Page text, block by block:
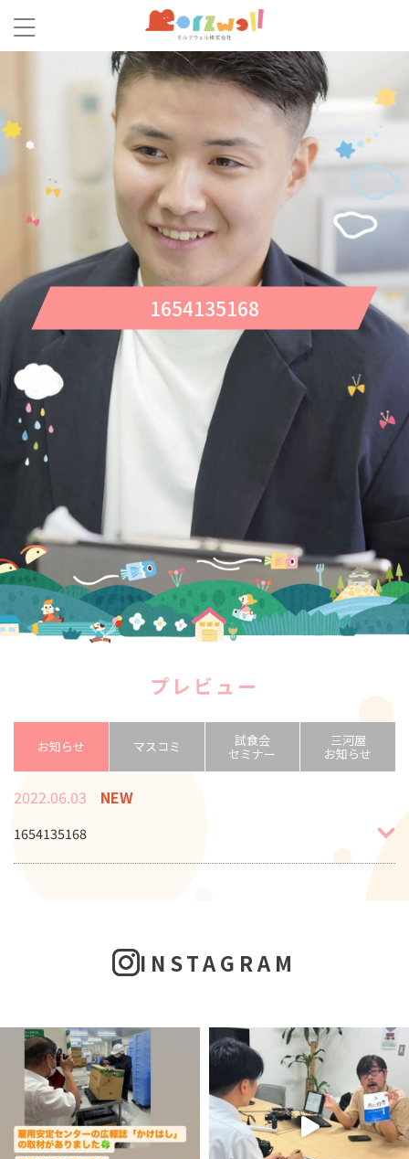
1654135168
プレビュー
お知らせ マスコミ 試食会
セミナー
三河屋
お知らせ
2022.06.03 NEW
1654135168
INSTAGRAM